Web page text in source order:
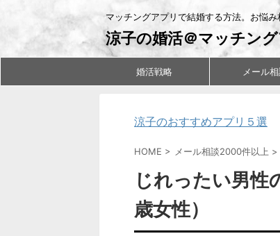
マッチングアプリで結婚する方法。お悩み
涼子の婚活＠マッチン
婚活戦略 メール
涼子のおすすめアプリ５選
HOME > メール相談2000件以上 >
じれったい男性
歳女性）